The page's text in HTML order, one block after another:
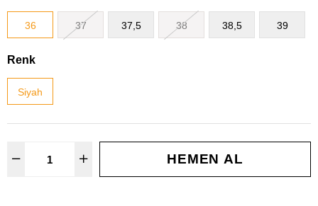
36 37 37,5 38 38,5 39
Renk
Siyah